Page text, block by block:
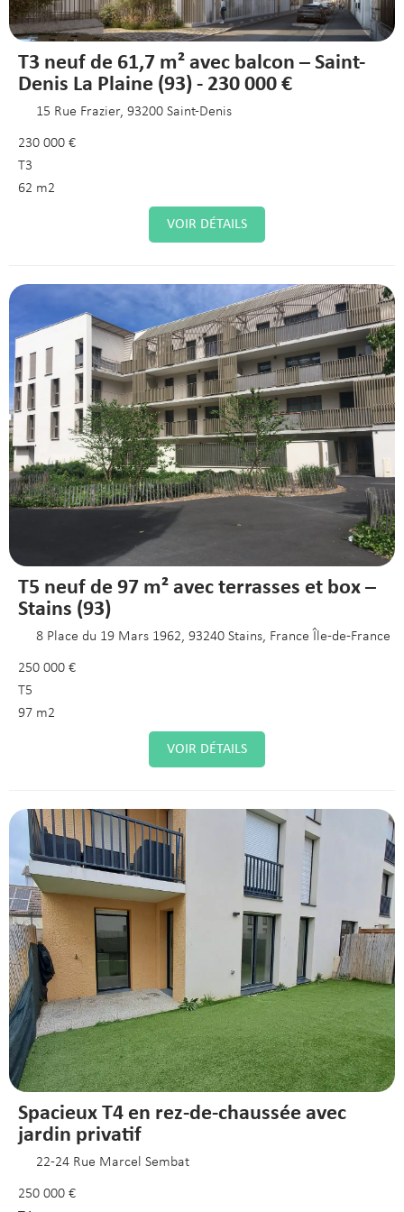
T3 neuf de 61,7 m² avec balcon – Saint-
Denis La Plaine (93) - 230 000 €
15 Rue Frazier, 93200 Saint-Denis
230 000 €
T3
62 m2
VOIR DÉTAILS
T5 neuf de 97 m² avec terrasses et box –
Stains (93)
8 Place du 19 Mars 1962, 93240 Stains, France Île-de-France
250 000 €
T5
97 m2
VOIR DÉTAILS
Spacieux T4 en rez-de-chaussée avec
jardin privatif
22-24 Rue Marcel Sembat
250 000 €